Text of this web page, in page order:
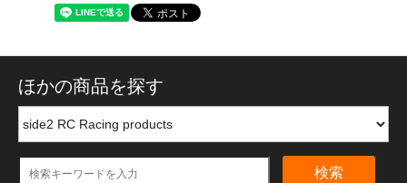
ほかの商品を探す
検索